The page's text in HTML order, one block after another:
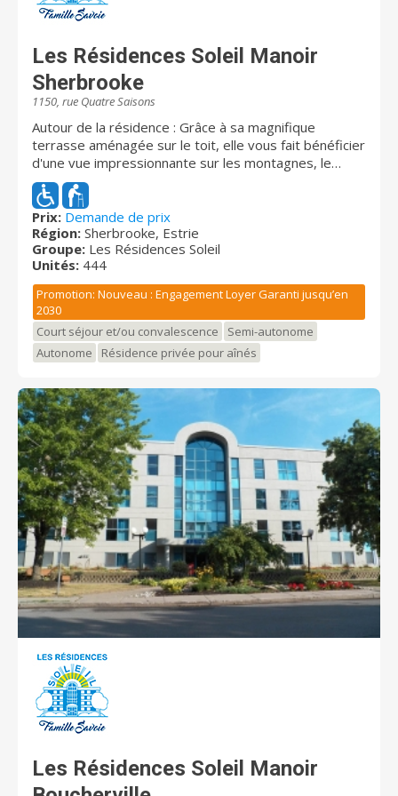
Les Résidences Soleil Manoir
Sherbrooke
1150, rue Quatre Saisons
Autour de la résidence : Grâce à sa magnifique
terrasse aménagée sur le toit, elle vous fait bénéficier
d'une vue impressionnante sur les montagnes, le
Sanctuaire Beauvoir, le Centre hospitalier universitaire,
ainsi que sur la majestueuse ville de Sherbrooke. Nos
résidents disposent d'une magnifique et gigantesque
cour extérieure agrémentée de sentiers, de
balançoires, de quelques pavillons de jardin ainsi que
plusieurs jeux de pétanque pour le plaisir de tout un
chacun. La résidence se trouve à quelques minutes de
marche des Galeries 4 saisons. La résidence offre
aussi une section d'unité prothétique. Disponibilités
immédiates : Logements abordables Types d’unités :
1 ½ (studio), 2 ½, 3 ½, 4 ½ et options soins
appartements : assistance médicale 24/7 gratuite et
grille de soins à la carte. Section de soins : soins
personnalisés à la carte et convalescence de courte
durée. Unité supervisée UPSoleil : Alzheimer et perte
d’autonomie cognitive.
Prix: Demande de prix
Région: Sherbrooke, Estrie
Groupe: Les Résidences Soleil
Unités: 444
Promotion: Nouveau : Engagement Loyer Garanti jusqu’en
2030
Court séjour et/ou convalescence
Semi-autonome
Autonome
Résidence privée pour aînés
Les Résidences Soleil Manoir